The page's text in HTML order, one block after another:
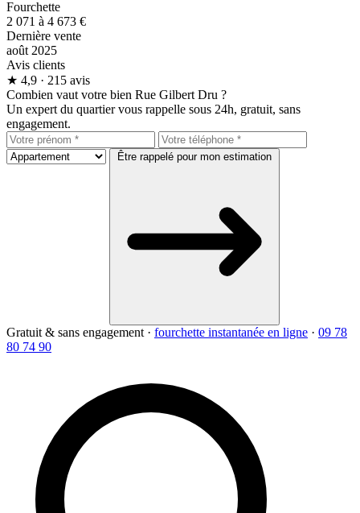
Fourchette
2 071 à 4 673 €
Dernière vente
août 2025
Avis clients
★ 4,9 · 215 avis
Combien vaut votre bien Rue Gilbert Dru ?
Un expert du quartier vous rappelle sous 24h, gratuit, sans
engagement.
Être rappelé pour mon estimation
Gratuit & sans engagement · fourchette instantanée en ligne · 09 78
80 74 90